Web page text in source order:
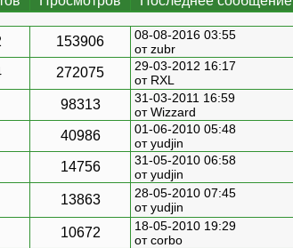
153906
08-08-2016 03:55
от zubr
272075
29-03-2012 16:17
от RXL
98313
31-03-2011 16:59
отWizzard
40986
01-06-2010 05:48
отyudjin
14756
31-05-2010 06:58
отyudjin
13863
28-05-2010 07:45
отyudjin
10672
18-05-2010 19:29
от corbo